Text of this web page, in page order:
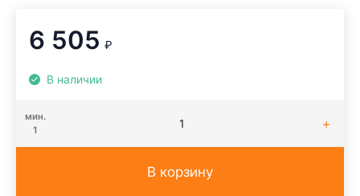
6 505 ₽
В наличии
мин.
1
В корзину